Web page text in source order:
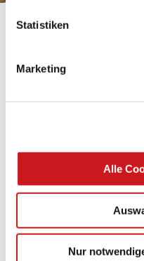
Statistiken
Marketing
Alle
Nur
Zu